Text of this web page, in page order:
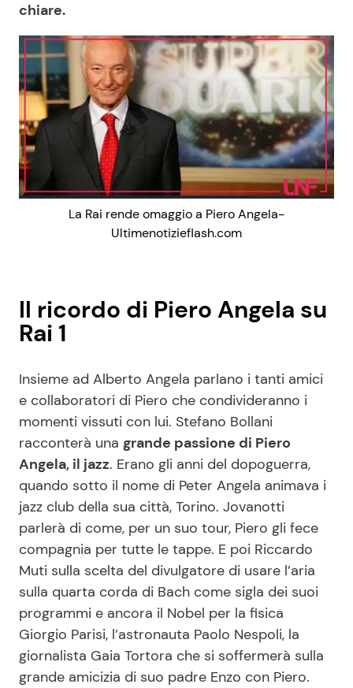
chiare.
La Rai rende omaggio a Piero Angela-
Ultimenotizieflash.com
Il ricordo di Piero Angela su
Rai 1
Insieme ad Alberto Angela parlano i tanti amici
e collaboratori di Piero che condivideranno i
momenti vissuti con lui. Stefano Bollani
racconterà una grande passione di Piero
Angela, il jazz. Erano gli anni del dopoguerra,
quando sotto il nome di Peter Angela animava i
jazz club della sua città, Torino. Jovanotti
parlerà di come, per un suo tour, Piero gli fece
compagnia per tutte le tappe. E poi Riccardo
Muti sulla scelta del divulgatore di usare l’aria
sulla quarta corda di Bach come sigla dei suoi
programmi e ancora il Nobel per la fisica
Giorgio Parisi, l’astronauta Paolo Nespoli, la
giornalista Gaia Tortora che si soffermerà sulla
grande amicizia di suo padre Enzo con Piero.